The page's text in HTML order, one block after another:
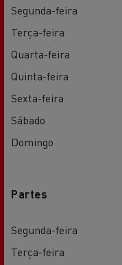
Segunda-feira
Terça-feira
Quarta-feira
Quinta-feira
Sexta-feira
Sábado
Domingo
Partes
Segunda-feira
Terça-feira